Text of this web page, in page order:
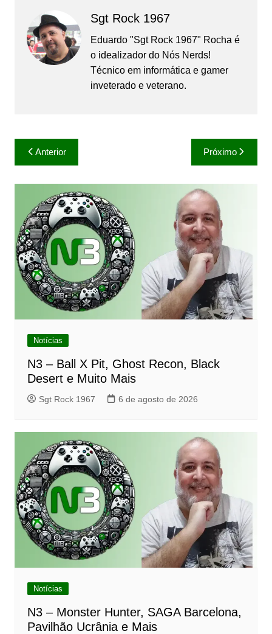
Sgt Rock 1967
Eduardo "Sgt Rock 1967" Rocha é
o idealizador do Nós Nerds!
Técnico em informática e gamer
inveterado e veterano.
Navegação
de
Post
Anterior Próximo
Notícias
N3 – Ball X Pit, Ghost Recon, Black
Desert e Muito Mais
Sgt Rock 1967 6 de agosto de 2026
Notícias
N3 – Monster Hunter, SAGA Barcelona,
Pavilhão Ucrânia e Mais